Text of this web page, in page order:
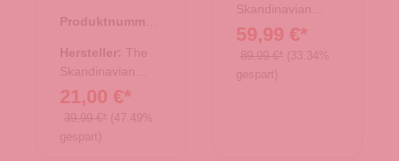
Hunter - tan
Produktnummer:
Hersteller: The
Skandinavian
Brand
21,00 €*
39,99 €* (47.49%
gespart)
Skandinavian
Brand
59,99 €*
89,99 €* (33.34%
gespart)